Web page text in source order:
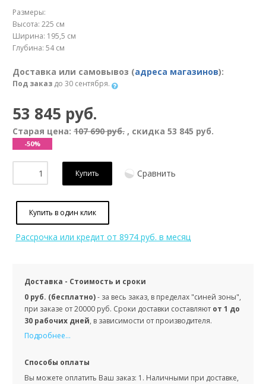
Размеры:
Высота: 225 см
Ширина: 195,5 см
Глубина: 54 см
Доставка или самовывоз (адреса магазинов):
Под заказ до 30 сентября.
53 845 руб.
Старая цена: 107 690 руб. , скидка 53 845 руб.
-50%
Купить Сравнить
Купить в один клик
Рассрочка или кредит от 8974 руб. в месяц
Доставка - Стоимость и сроки
0 руб. (бесплатно)- за весь заказ, в пределах "синей зоны",
при заказе от 20000 руб. Сроки доставки составляют от 1 до
30 рабочих дней, в зависимости от производителя.
Подробнее...
Способы оплаты
Вы можете оплатить Ваш заказ: 1. Наличными при доставке,